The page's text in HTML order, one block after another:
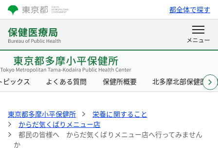
都全体で探す
ピックス よくある質問 保健所概要 北多摩北部保健医療
東京都多摩小平保健所
栄養に関すること
からだ気くばりメニュー店
都民の皆様へ からだ気くばりメニュー店へ行ってみません
か